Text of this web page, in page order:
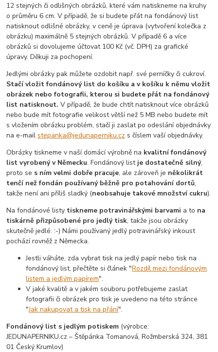
12 stejných či odlišných obrázků, které vám natiskneme na kruhy
o průměru 6 cm. V případě, že si budete přát na fondánový list
natisknout odlišné obrázky, v ceně je úprava (vytvoření kolečka z
obrázku) maximálně 5 stejných obrázků. V případě 6 a více
obrázků si dovolujeme účtovat 100 Kč (vč. DPH) za grafické
úpravy. Děkuji za pochopení.
Jedlými obrázky pak můžete ozdobit např. své perníčky či cukroví.
Stačí vložit fondánový list do košíku a v košíku k němu vložit
obrázek nebo fotografii, kterou si budete přát na fondánový
list natisknout.V případě, že bude chtít natisknout více obrázků
nebo bude mít fotografie velikost větší než 5 MB nebo budete mít
s vložením obrázku problém, stačí ji zaslat po odeslání objednávky
na e-mailstepanka@jedunaperniku.cz s číslem vaší objednávky.
Obrázky tiskneme v naší domácí výrobně na kvalitní fondánový
list vyrobený v Německu. Fondánový list je dostatečně silný,
proto se s ním velmi dobře pracuje, ale zároveň je několikrát
tenčí než fondán používaný běžně pro potahování dortů,
takže není ani příliš sladký (neobsahuje takové množství cukru).
Na fondánové listy tiskneme potravinářskými barvami a to na
tiskárně přizpůsobené pro jedlý tisk, takže jsou obrázky
skutečně jedlé. :-) Námi používaný jedlý potravinářský inkoust
pochází rovněž z Německa.
Jestli váháte, zda vybrat tisk na jedlý papír nebo tisk na
fondánový list, přečtěte si článek "Rozdíl mezi fondánovým
listem a jedlým papírem".
V jaké kvalitě a v jakém souboru potřebujeme zaslat
fotografii či obrázek pro tisk je uvedeno na této stránce
"Jak nakupovat a tisk na přání".
Fondánový list s jedlým potiskem (výrobce:
JEDUNAPERNIKU.cz – Štěpánka Tomanová, Rožmberská 324, 381
01 Český Krumlov)